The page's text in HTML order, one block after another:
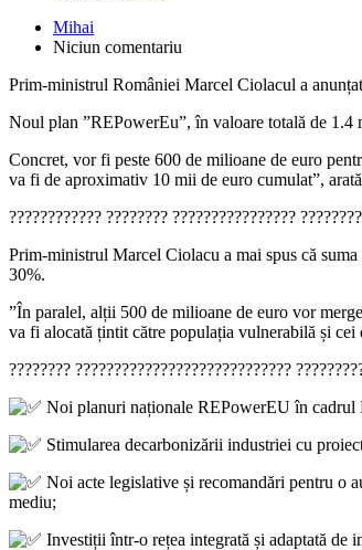
Mihai
Niciun comentariu
Prim-ministrul României Marcel Ciolacul a
Noul plan ”REPowerEu”, în valoare totală de
Concret, vor fi peste 600 de milioane de euro
va fi de aproximativ 10 mii de euro cumulat”,
???????????? ???????? ????????????????
Prim-ministrul Marcel Ciolacu a mai spus că
30%.
”În paralel, alții 500 de milioane de euro vor
va fi alocată țintit către populația vulnerabilă și
???????? ????????????????????????????
Noi planuri naționale REPowerEU în cadrul
Stimularea decarbonizării industriei cu
Noi acte legislative și recomandări pentru o
mediu;
Investiții într-o rețea integrată și adaptată de